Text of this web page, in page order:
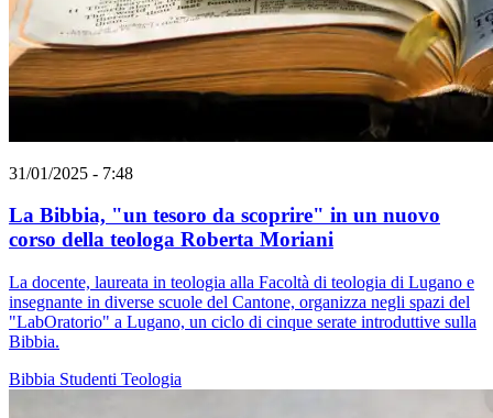
31/01/2025 - 7:48
La Bibbia, "un tesoro da scoprire" in un nuovo
corso della teologa Roberta Moriani
La docente, laureata in teologia alla Facoltà di teologia di Lugano e
insegnante in diverse scuole del Cantone, organizza negli spazi del
"LabOratorio" a Lugano, un ciclo di cinque serate introduttive sulla
Bibbia.
Bibbia Studenti Teologia